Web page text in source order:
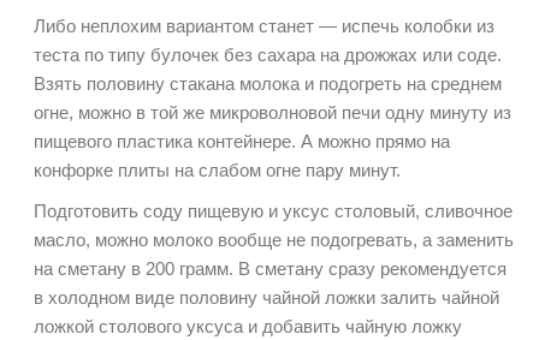
Либо неплохим вариантом станет — испечь колобки из
теста по типу булочек без сахара на дрожжах или соде.
Взять половину стакана молока и подогреть на среднем
огне, можно в той же микроволновой печи одну минуту из
пищевого пластика контейнере. А можно прямо на
конфорке плиты на слабом огне пару минут.
Подготовить соду пищевую и уксус столовый, сливочное
масло, можно молоко вообще не подогревать, а заменить
на сметану в 200 грамм. В сметану сразу рекомендуется
в холодном виде половину чайной ложки залить чайной
ложкой столового уксуса и добавить чайную ложку